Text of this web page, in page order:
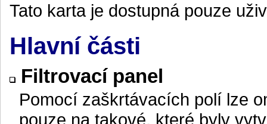
Tato karta je dostupná pouze
Hlavní části
Filtrovací panel
Pomocí zaškrtávacích polí lze
pouze na takové, které byly